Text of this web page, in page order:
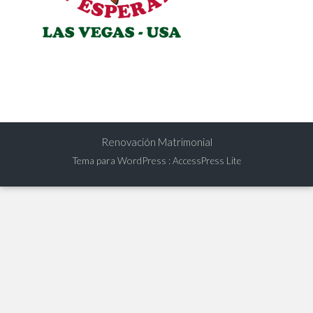
Renovación Matrimonial
Tema para WordPress :AccessPress Lite